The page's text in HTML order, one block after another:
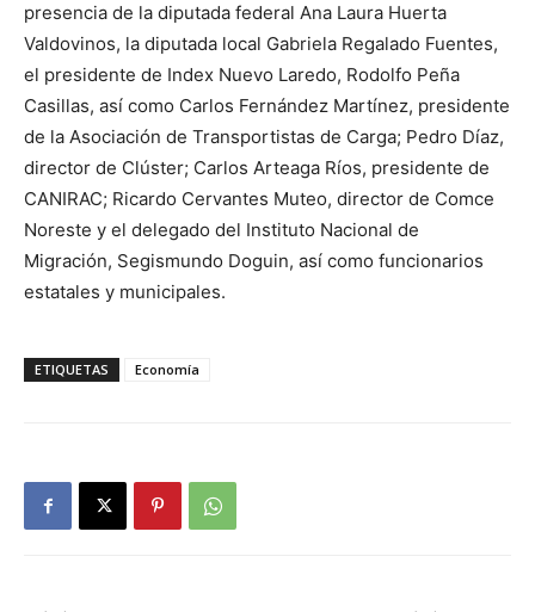
presencia de la diputada federal Ana Laura Huerta
Valdovinos, la diputada local Gabriela Regalado Fuentes,
el presidente de Index Nuevo Laredo, Rodolfo Peña
Casillas, así como Carlos Fernández Martínez, presidente
de la Asociación de Transportistas de Carga; Pedro Díaz,
director de Clúster; Carlos Arteaga Ríos, presidente de
CANIRAC; Ricardo Cervantes Muteo, director de Comce
Noreste y el delegado del Instituto Nacional de
Migración, Segismundo Doguin, así como funcionarios
estatales y municipales.
ETIQUETAS Economía